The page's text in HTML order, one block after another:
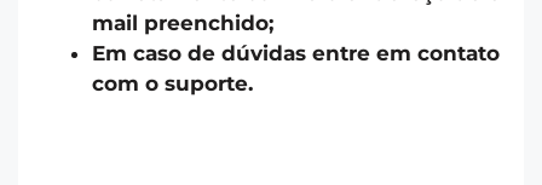
mail preenchido;
Em caso de dúvidas entre em contato
com o suporte.